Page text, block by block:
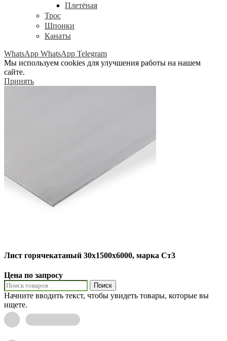
Плетёная
Трос
Шпонки
Канаты
WhatsApp WhatsApp Telegram
Мы используем cookies для улучшения работы на нашем
сайте.
Принять
Лист горячекатаный 30х1500х6000, марка Ст3
Цена по запросу
Поиск
Начните вводить текст, чтобы увидеть товары, которые вы
ищете.